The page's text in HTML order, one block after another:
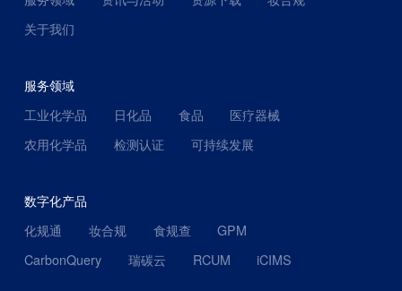
关于我们
服务领域
工业化学品
日化品 食品
医疗器械
农用化学品
检测认证 可持续发展
数字化产品
化规通
妆合规 食规查
GPM
CarbonQuery
瑞碳云 RCUM iCIMS